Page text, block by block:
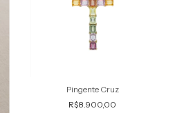
Pingente Cruz
R$8.900,00